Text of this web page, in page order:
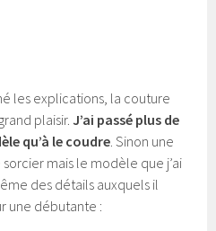
les explications, la couture
plaisir.J’ai passé plus de
qu’à le coudre. Sinon une
mais le modèle que j’ai
des détails auxquels il
une débutante :